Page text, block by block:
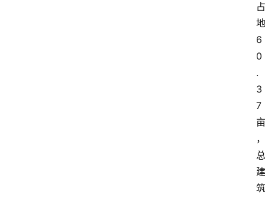
占
地
6
0
.
3
7
亩
，
总
建
筑